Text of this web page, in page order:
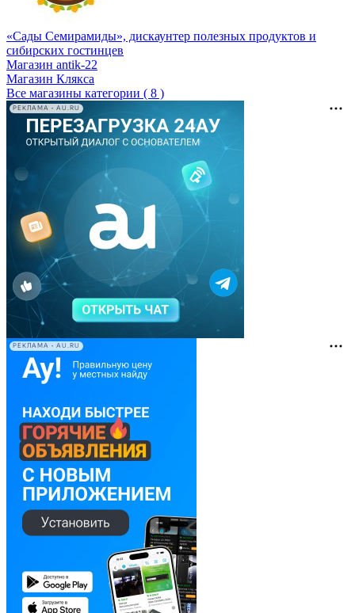
«Сады Семирамиды», дискаунтер полезных продуктов и
сибирских гостинцев
Магазин antik-22
Магазин Клякса
Все магазины категории ( 8 )
РЕКЛАМА • AU.RU
РЕКЛАМА • AU.RU